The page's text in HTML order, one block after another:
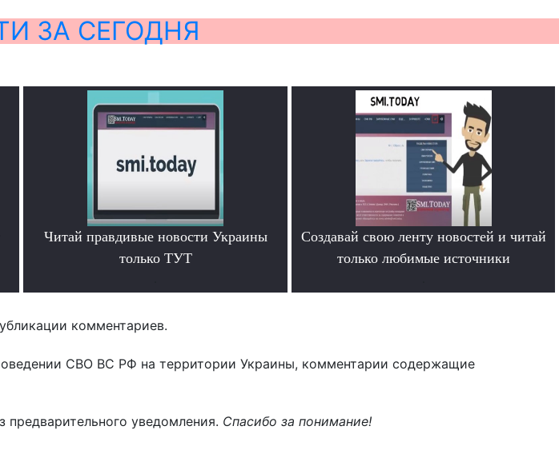
ЗА СЕГОДНЯ
Читай правдивые новости Украины
только ТУТ
Создавай свою ленту новостей и читай
только любимые источники
комментариев.
СВО ВС РФ на территории Украины, комментарии содержащие
уведомления. Спасибо за понимание!